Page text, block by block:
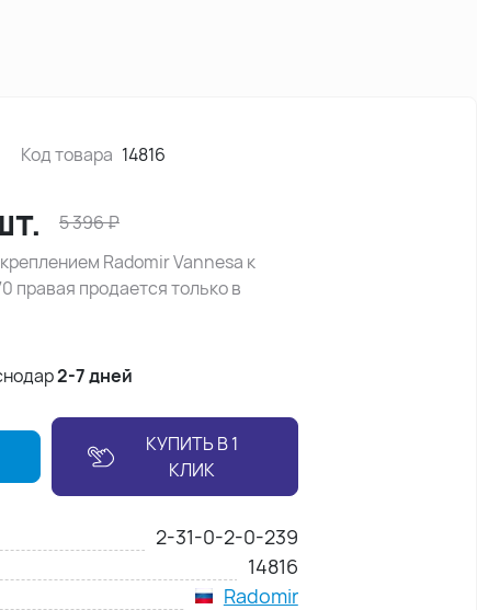
Код товара 14816
5 396₽
Radomir Vannesa к
правая продается только в
2-7 дней
КУПИТЬ В 1
КЛИК
2-31-0-2-0-239
14816
Radomir